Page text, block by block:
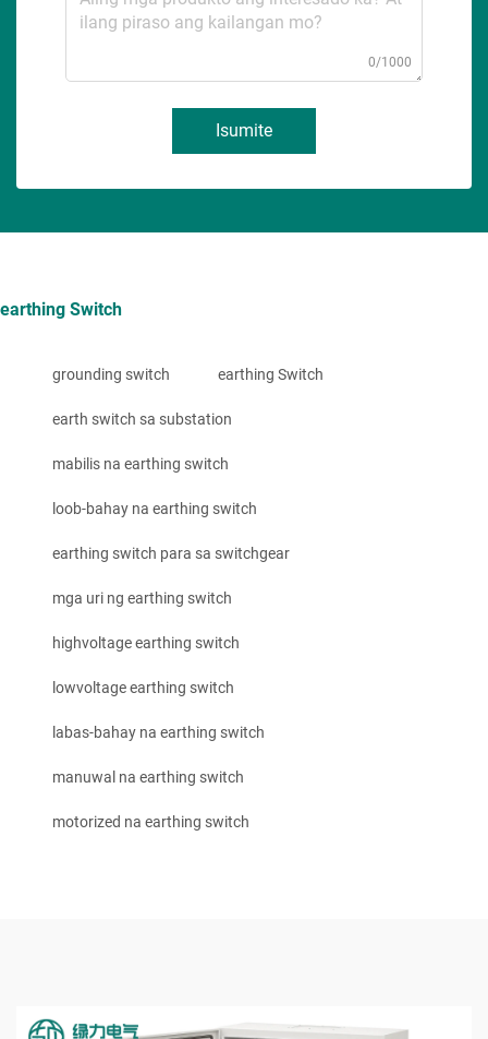
0/1000
Isumite
earthing Switch
grounding switch earthing Switch
earth switch sa substation
mabilis na earthing switch
loob-bahay na earthing switch
earthing switch para sa switchgear
mga uri ng earthing switch
highvoltage earthing switch
lowvoltage earthing switch
labas-bahay na earthing switch
manuwal na earthing switch
motorized na earthing switch